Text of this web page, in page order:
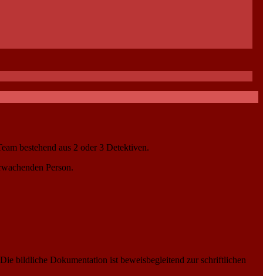
bestehend aus 2 oder 3 Detektiven.
Person.
bildliche Dokumentation ist beweisbegleitend zur schriftlichen